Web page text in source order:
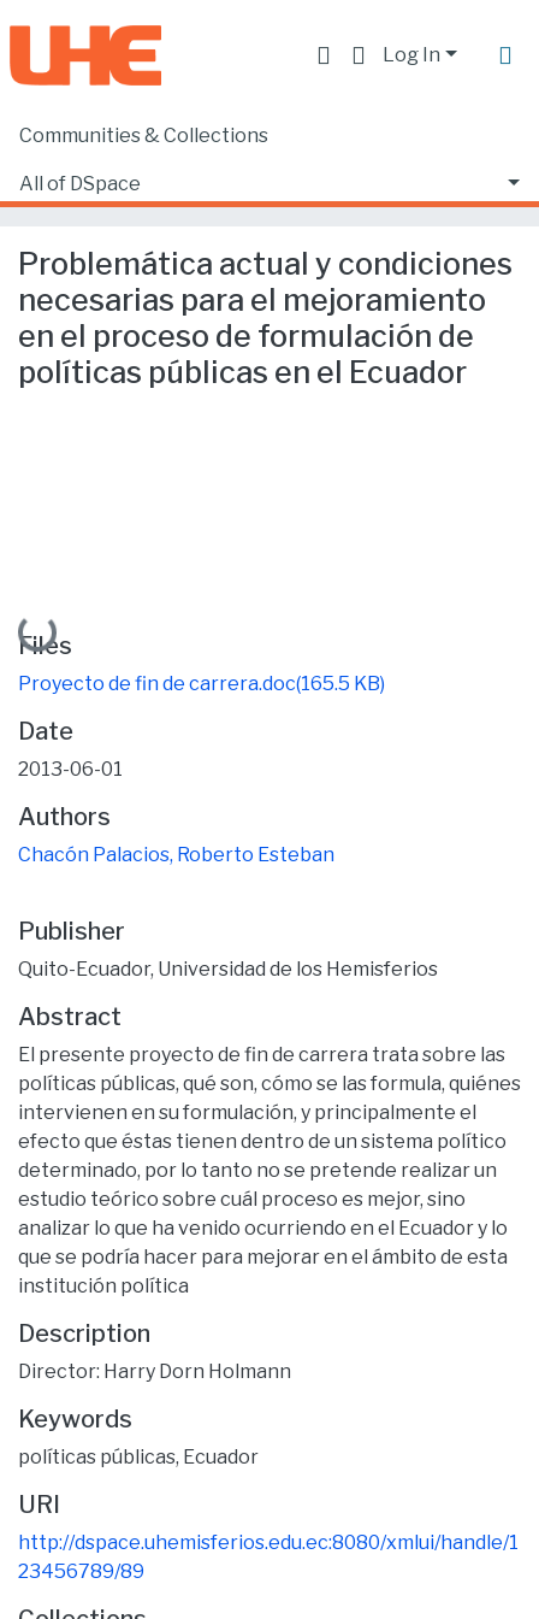
Log In
Communities & Collections
All of DSpace
Home
Facultad de Derecho
Problemática actual y condiciones necesarias para el mejoramiento en el proceso de formulación de políticas públicas en el Ecuador
Problemática actual y condiciones
necesarias para el mejoramiento
en el proceso de formulación de
políticas públicas en el Ecuador
Loading...
Files
Proyecto de fin de carrera.doc(165.5 KB)
Date
2013-06-01
Authors
Chacón Palacios, Roberto Esteban
Publisher
Quito-Ecuador, Universidad de los Hemisferios
Abstract
El presente proyecto de fin de carrera trata sobre las
políticas públicas, qué son, cómo se las formula, quiénes
intervienen en su formulación, y principalmente el
efecto que éstas tienen dentro de un sistema político
determinado, por lo tanto no se pretende realizar un
estudio teórico sobre cuál proceso es mejor, sino
analizar lo que ha venido ocurriendo en el Ecuador y lo
que se podría hacer para mejorar en el ámbito de esta
institución política
Description
Director: Harry Dorn Holmann
Keywords
políticas públicas, Ecuador
URI
http://dspace.uhemisferios.edu.ec:8080/xmlui/handle/1
23456789/89